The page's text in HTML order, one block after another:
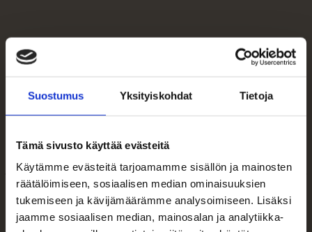
Suostumus Yksityiskohdat Tietoja
Tämä sivusto käyttää evästeitä
Käytämme evästeitä tarjoamamme sisällön ja mainosten
räätälöimiseen, sosiaalisen median ominaisuuksien
tukemiseen ja kävijämäärämme analysoimiseen. Lisäksi
jaamme sosiaalisen median, mainosalan ja analytiikka-
Koko prosessi oli hyvin miellyttävä kokemus;
välittäjän kanssa oli helppoa olla yhteyksissä ja
sopia seuraavista toimenpiteistä, palvelu oli
nopeaa ja asiantuntevaa.
Ostaja